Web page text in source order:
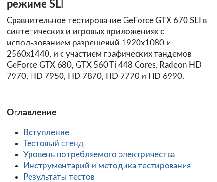
режиме SLI
Сравнительное тестирование GeForce GTX 670 SLI в
синтетических и игровых приложениях с
использованием разрешений 1920х1080 и
2560x1440, и с участием графических тандемов
GeForce GTX 680, GTX 560 Ti 448 Cores, Radeon HD
7970, HD 7950, HD 7870, HD 7770 и HD 6990.
Оглавление
Вступление
Тестовый стенд
Уровень потребляемого электричества
Инструментарий и методика тестирования
Результаты тестов